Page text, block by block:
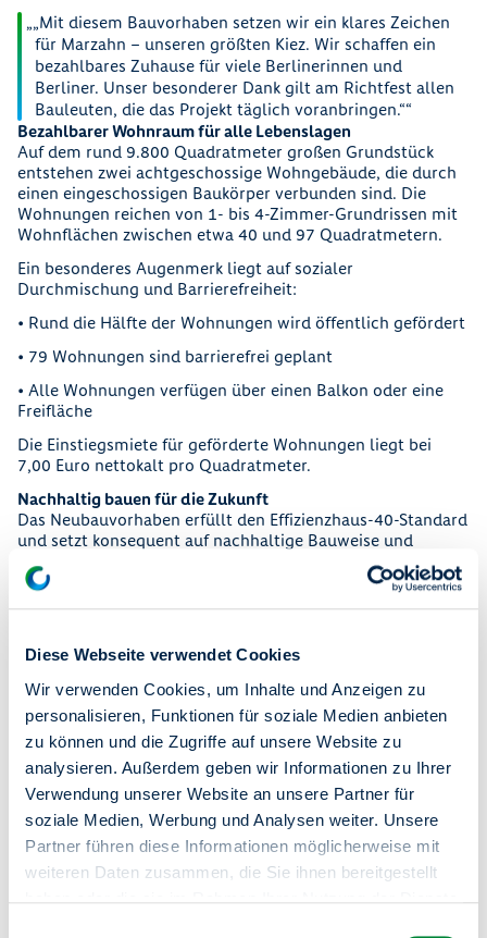
Diese Webseite verwendet Cookies
Wir verwenden Cookies, um Inhalte und Anzeigen zu
personalisieren, Funktionen für soziale Medien anbieten
zu können und die Zugriffe auf unsere Website zu
analysieren. Außerdem geben wir Informationen zu Ihrer
Verwendung unserer Website an unsere Partner für
soziale Medien, Werbung und Analysen weiter. Unsere
Partner führen diese Informationen möglicherweise mit
weiteren Daten zusammen, die Sie ihnen bereitgestellt
„Mit diesem Bauvorhaben setzen wir ein klares Zeichen
für Marzahn – unseren größten Kiez. Wir schaffen ein
bezahlbares Zuhause für viele Berlinerinnen und
Berliner. Unser besonderer Dank gilt am Richtfest allen
Bauleuten, die das Projekt täglich voranbringen.“
Bezahlbarer Wohnraum für alle Lebenslagen
Auf dem rund 9.800 Quadratmeter großen Grundstück
entstehen zwei achtgeschossige Wohngebäude, die durch
einen eingeschossigen Baukörper verbunden sind. Die
Wohnungen reichen von 1- bis 4-Zimmer-Grundrissen mit
Wohnflächen zwischen etwa 40 und 97 Quadratmetern.
Ein besonderes Augenmerk liegt auf sozialer
Durchmischung und Barrierefreiheit:
• Rund die Hälfte der Wohnungen wird öffentlich gefördert
• 79 Wohnungen sind barrierefrei geplant
• Alle Wohnungen verfügen über einen Balkon oder eine
Freifläche
Die Einstiegsmiete für geförderte Wohnungen liegt bei
7,00 Euro nettokalt pro Quadratmeter.
Nachhaltig bauen für die Zukunft
Das Neubauvorhaben erfüllt den Effizienzhaus-40-Standard
und setzt konsequent auf nachhaltige Bauweise und
• Gründächer und Retentionsflächen
• energieeffiziente Gebäudetechnik
Stärkung der Marzahner Promenade
Neben den Wohnungen entstehen im Erdgeschoss drei
Gewerbeeinheiten, die zur Belebung des Quartiers
beitragen, unter anderem für Gastronomie und soziale
Angebote.
Die Lage in unmittelbarer Nähe zum S-Bahnhof Marzahn
und zum Einkaufszentrum Eastgate bietet eine sehr gute
Anbindung und Infrastruktur.
Das Projekt ist Teil der langfristigen Quartiersentwicklung